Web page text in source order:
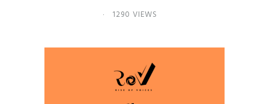
1290 VIEWS